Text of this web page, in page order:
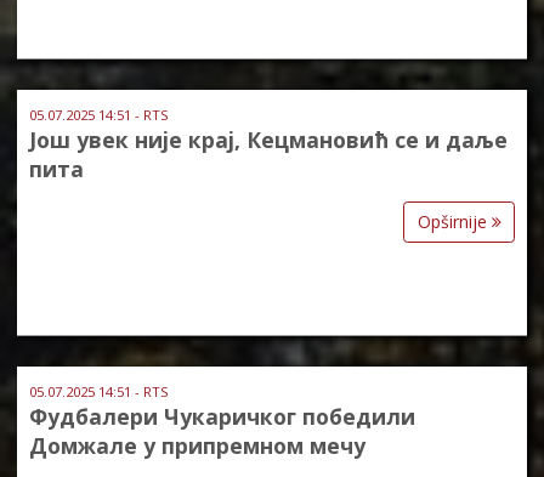
05.07.2025 14:51 - RTS
Још увек није крај, Кецмановић се и даље
пита
Opširnije
05.07.2025 14:51 - RTS
Фудбалери Чукаричког победили
Домжале у припремном мечу